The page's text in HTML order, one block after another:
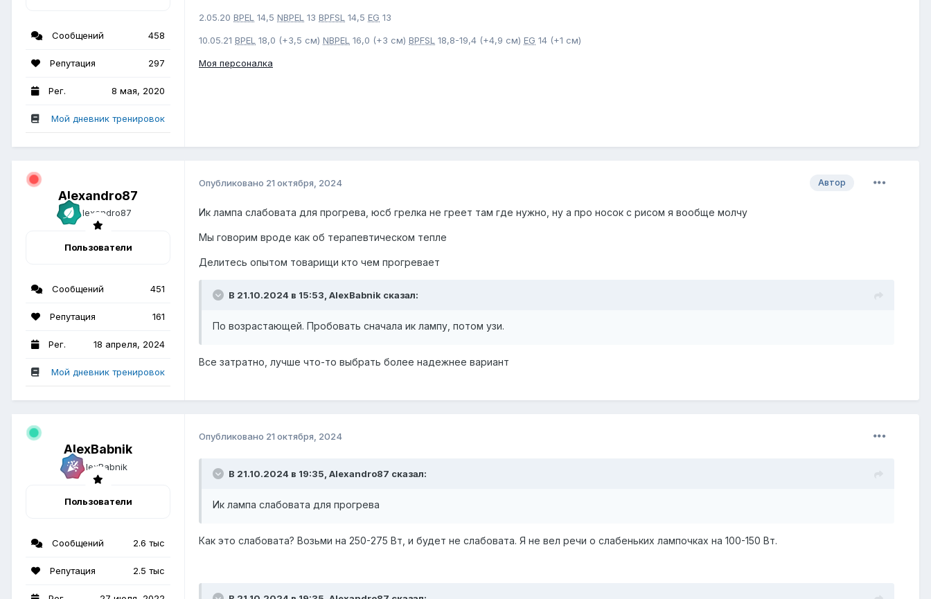
Сообщений 458
Репутация 297
Рег. 8 мая, 2020
Мой дневник тренировок
2.05.20 BPEL 14,5 NBPEL 13 BPFSL 14,5 EG 13
10.05.21 BPEL 18,0 (+3,5 см) NBPEL 16,0 (+3 см) BPFSL 18,8-19,4 (+4,9 см) EG 14 (+1 см)
Моя персоналка
Alexandro87
Пользователи
Сообщений 451
Репутация 161
Рег. 18 апреля, 2024
Мой дневник тренировок
Автор
Опубликовано 21 октября, 2024
Ик лампа слабовата для прогрева, юсб грелка не греет там где нужно, ну а про носок с рисом я вообще молчу
Мы говорим вроде как об терапевтическом тепле
Делитесь опытом товарищи кто чем прогревает
В 21.10.2024 в 15:53, AlexBabnik сказал:
По возрастающей. Пробовать сначала ик лампу, потом узи.
Все затратно, лучше что-то выбрать более надежнее вариант
AlexBabnik
Пользователи
Сообщений 2.6 тыс
Репутация 2.5 тыс
Опубликовано 21 октября, 2024
В 21.10.2024 в 19:35, Alexandro87 сказал:
Ик лампа слабовата для прогрева
Как это слабовата? Возьми на 250-275 Вт, и будет не слабовата. Я не вел речи о слабеньких лампочках на 100-150 Вт.